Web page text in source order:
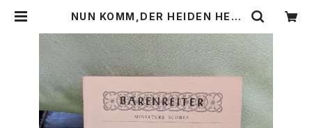
NUN KOMM,DER HEIDEN HEIL
WV61 いざ来ませ、異邦人の救い主
よⅠ待降節第１日のためのカンタータ
【著者：J.S.BACH】出版社：音楽之友
社 昭和51年 | Birds' Tale Collec